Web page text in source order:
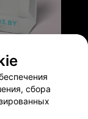
сбора